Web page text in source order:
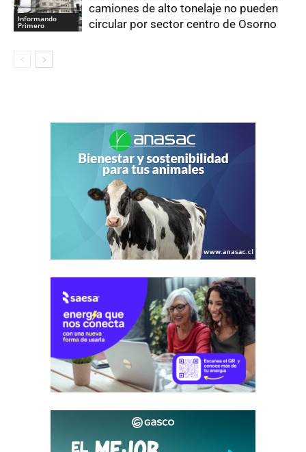
Informando
Primero
camiones de alto tonelaje no pueden
circular por sector centro de Osorno